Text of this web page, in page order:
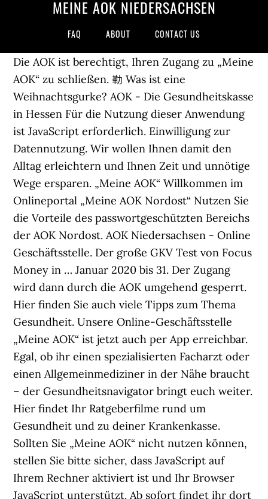
MEINE AOK NIEDERSACHSEN
FAQ ABOUT CONTACT US
Die AOK ist berechtigt, Ihren Zugang zu „Meine
AOK“ zu schließen. 勒 Was ist eine
Weihnachtsgurke? AOK - Die Gesundheitskasse
in Hessen Für die Nutzung dieser Anwendung
ist JavaScript erforderlich. Einwilligung zur
Datennutzung. Wir wollen Ihnen damit den
Alltag erleichtern und Ihnen Zeit und unnötige
Wege ersparen. „Meine AOK“ Willkommen im
Onlineportal „Meine AOK Nordost“ Nutzen Sie
die Vorteile des passwortgeschützten Bereichs
der AOK Nordost. AOK Niedersachsen - Online
Geschäftsstelle. Der große GKV Test von Focus
Money in … Januar 2020 bis 31. Der Zugang
wird dann durch die AOK umgehend gesperrt.
Hier finden Sie auch viele Tipps zum Thema
Gesundheit. Unsere Online-Geschäftsstelle
„Meine AOK“ ist jetzt auch per App erreichbar.
Egal, ob ihr einen spezialisierten Facharzt oder
einen Allgemeinmediziner in der Nähe braucht
– der Gesundheitsnavigator bringt euch weiter.
Hier findet Ihr Ratgeberfilme rund um
Gesundheit und zu deiner Krankenkasse.
Sollten Sie „Meine AOK“ nicht nutzen können,
stellen Sie bitte sicher, dass JavaScript auf
Ihrem Rechner aktiviert ist und Ihr Browser
JavaScript unterstützt. Ab sofort findet ihr dort